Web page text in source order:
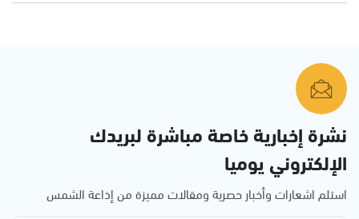
نشرة إخبارية خاصة مباشرة لبريدك
الإلكتروني يوميا
استلم اشعارات وأخبار حصرية ومقالات مميزة من إذاعة الشمس